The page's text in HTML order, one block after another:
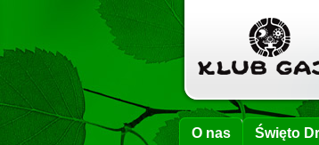
O nas Święto